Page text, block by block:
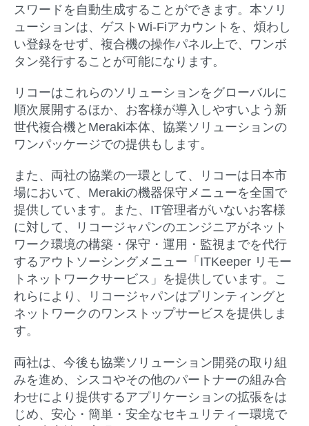
スワードを自動生成することができます。本ソリ
ューションは、ゲストWi-Fiアカウントを、煩わし
い登録をせず、複合機の操作パネル上で、ワンボ
タン発行することが可能になります。
リコーはこれらのソリューションをグローバルに
順次展開するほか、お客様が導入しやすいよう新
世代複合機とMeraki本体、協業ソリューションの
ワンパッケージでの提供もします。
また、両社の協業の一環として、リコーは日本市
場において、Merakiの機器保守メニューを全国で
提供しています。また、IT管理者がいないお客様
に対して、リコージャパンのエンジニアがネット
ワーク環境の構築・保守・運用・監視までを代行
するアウトソーシングメニュー「ITKeeper リモー
トネットワークサービス」を提供しています。こ
れらにより、リコージャパンはプリンティングと
ネットワークのワンストップサービスを提供しま
す。
両社は、今後も協業ソリューション開発の取り組
みを進め、シスコやその他のパートナーの組み合
わせにより提供するアプリケーションの拡張をは
じめ、安心・簡単・安全なセキュリティー環境で